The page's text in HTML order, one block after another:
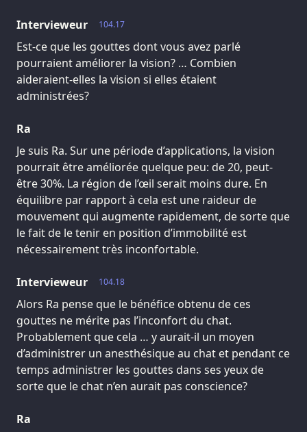
104.17
Intervieweur
Est-ce que les gouttes dont vous avez parlé
pourraient améliorer la vision? … Combien
aideraient-elles la vision si elles étaient
administrées?
Ra
Je suis Ra. Sur une période d’applications, la vision
pourrait être améliorée quelque peu: de 20, peut-
être 30%. La région de l’œil serait moins dure. En
équilibre par rapport à cela est une raideur de
mouvement qui augmente rapidement, de sorte que
le fait de le tenir en position d’immobilité est
nécessairement très inconfortable.
104.18
Intervieweur
Alors Ra pense que le bénéfice obtenu de ces
gouttes ne mérite pas l’inconfort du chat.
Probablement que cela … y aurait-il un moyen
d’administrer un anesthésique au chat et pendant ce
temps administrer les gouttes dans ses yeux de
sorte que le chat n’en aurait pas conscience?
Ra